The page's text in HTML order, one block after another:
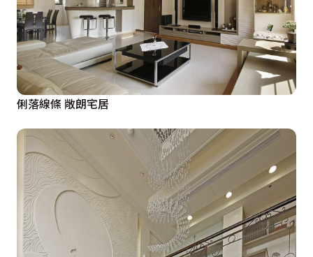
俐落線條 敞朗宅居